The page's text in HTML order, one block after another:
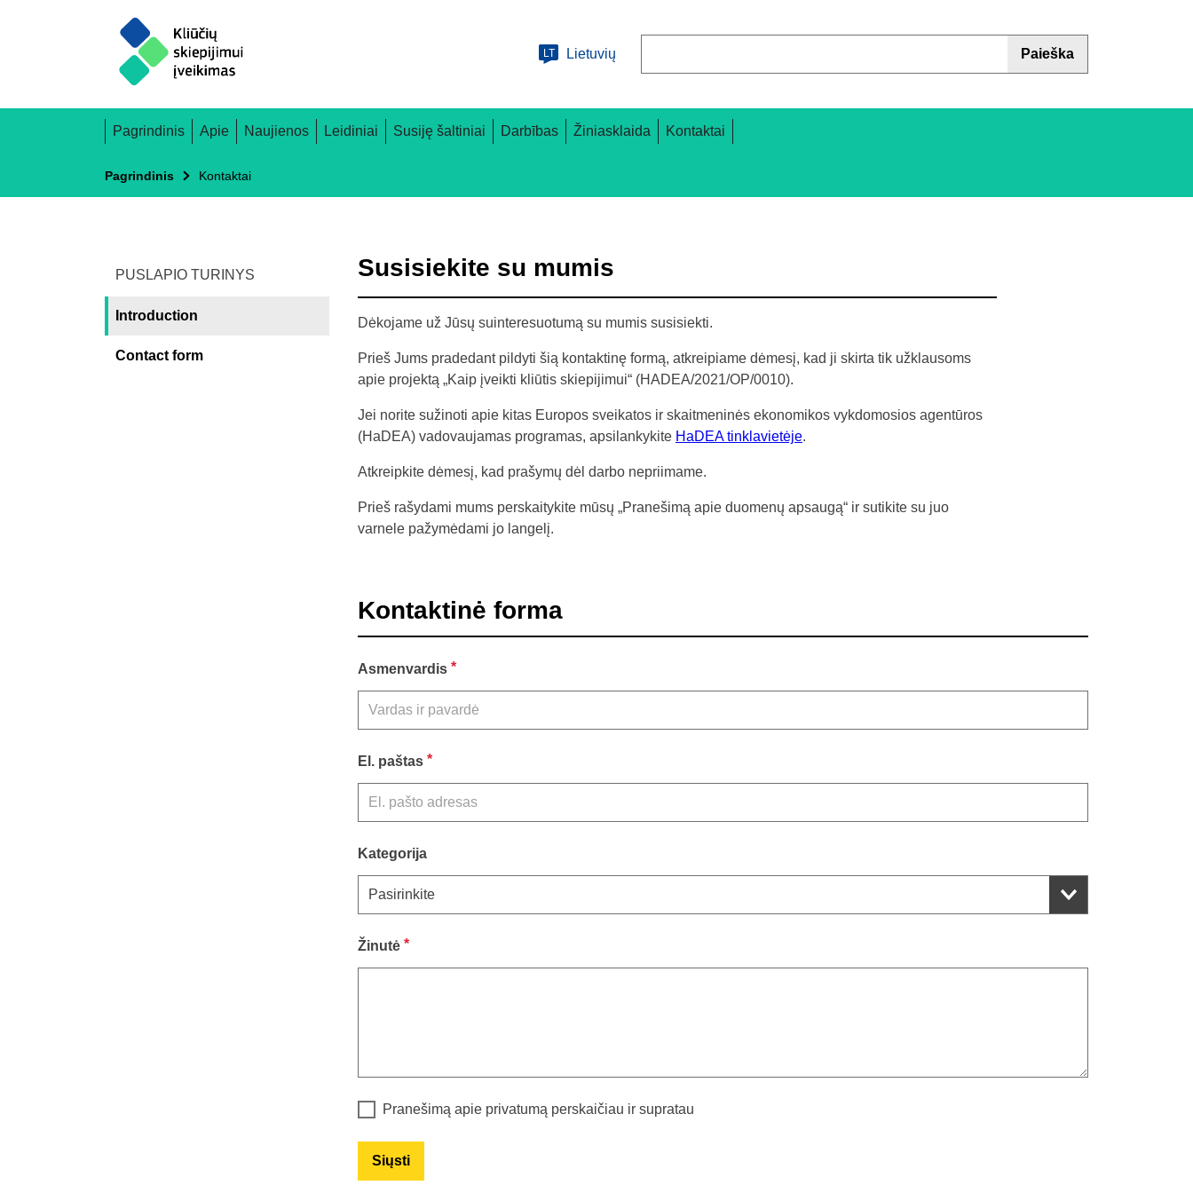
LT Lietuvių Paieška
Main
navigation
Pagrindinis Apie Naujienos Leidiniai Susiję šaltiniai Darbības Žiniasklaida Kontaktai
Pagrindinis Kontaktai
PUSLAPIO TURINYS
Introduction
Contact form
Susisiekite su mumis
Dėkojame už Jūsų suinteresuotumą su mumis susisiekti.
Prieš Jums pradedant pildyti šią kontaktinę formą, atkreipiame dėmesį, kad ji skirta tik užklausoms
apie projektą „Kaip įveikti kliūtis skiepijimui“ (HADEA/2021/OP/0010).
Jei norite sužinoti apie kitas Europos sveikatos ir skaitmeninės ekonomikos vykdomosios agentūros
(HaDEA) vadovaujamas programas, apsilankykite HaDEA tinklavietėje.
Atkreipkite dėmesį, kad prašymų dėl darbo nepriimame.
Prieš rašydami mums perskaitykite mūsų „Pranešimą apie duomenų apsaugą“ ir sutikite su juo
varnele pažymėdami jo langelį.
Kontaktinė forma
Asmenvardis *
El. paštas *
Kategorija
Žinutė *
Pranešimą apie privatumą perskaičiau ir supratau
Siųsti